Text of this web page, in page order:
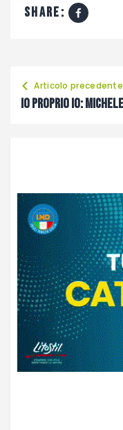
share:
Articolo precedente